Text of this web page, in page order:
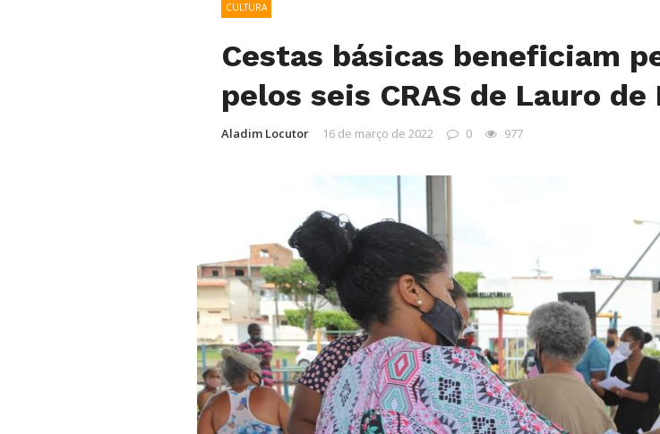
CULTURA
Cestas básicas beneficiam
pelos seis CRAS de Lauro
Aladim Locutor 16 de março de 2022 0 977